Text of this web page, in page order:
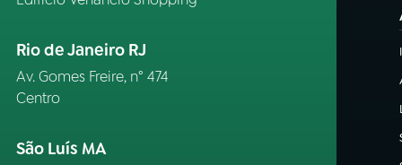
Rio de Janeiro RJ
Av. Gomes Freire, n° 474
Centro
São Luís MA